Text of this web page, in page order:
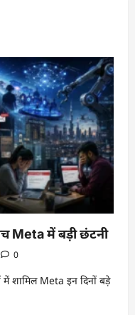
Meta में बड़ी छंटनी
0
में शामिल Meta इन दिनों बड़े